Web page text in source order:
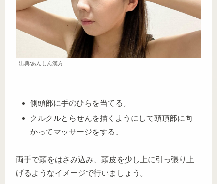
出典:あんしん漢方
側頭部に手のひらを当てる。
クルクルとらせんを描くようにして頭頂部に向
かってマッサージをする。
両手で頭をはさみ込み、頭皮を少し上に引っ張り上
げるようなイメージで行いましょう。